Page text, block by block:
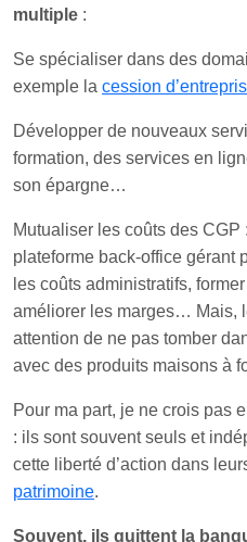
multiple :
Se spécialiser dans des
exemple la cession
Développer de nouveaux
formation, des services en
son épargne…
Mutualiser les coûts des
plateforme back-office gérant
les coûts administratifs,
améliorer les marges… Mais,
attention de ne pas tomber
avec des produits maisons à
Pour ma part, je ne crois pas
: ils sont souvent seuls et
cette liberté d’action dans
patrimoine.
Souvent, ils quittent la